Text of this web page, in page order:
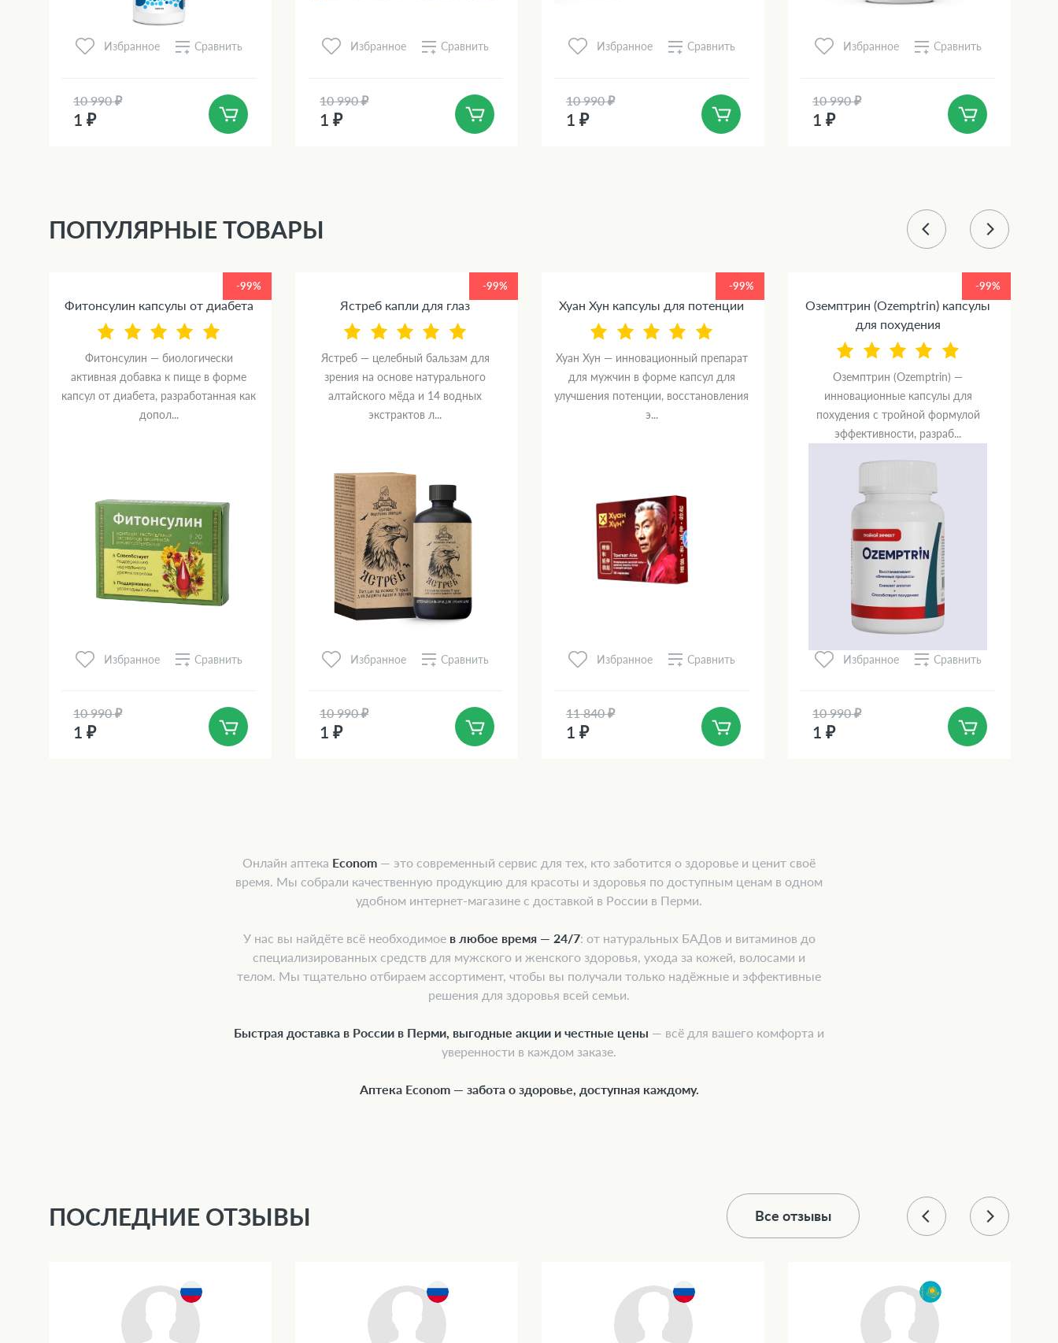
Избранное Сравнить
10 990 ₽
1 ₽
Избранное Сравнить
10 990 ₽
1 ₽
Избранное Сравнить
10 990 ₽
1 ₽
Избранное Сравнить
10 990 ₽
1 ₽
ПОПУЛЯРНЫЕ ТОВАРЫ
-99%
Фитонсулин капсулы от диабета
Фитонсулин — биологически
активная добавка к пище в форме
капсул от диабета, разработанная как
допол...
Избранное Сравнить
10 990 ₽
1 ₽
-99%
Ястреб капли для глаз
Ястреб — целебный бальзам для
зрения на основе натурального
алтайского мёда и 14 водных
экстрактов л...
Избранное Сравнить
10 990 ₽
1 ₽
-99%
Хуан Хун капсулы для потенции
Хуан Хун — инновационный препарат
для мужчин в форме капсул для
улучшения потенции, восстановления
э...
Избранное Сравнить
11 840 ₽
1 ₽
-99%
Оземптрин (Ozemptrin) капсулы
для похудения
Оземптрин (Ozemptrin) —
инновационные капсулы для
похудения с тройной формулой
эффективности, разраб...
Избранное Сравнить
10 990 ₽
1 ₽
Онлайн аптека Econom — это современный сервис для тех, кто заботится о здоровье и ценит своё
время. Мы собрали качественную продукцию для красоты и здоровья по доступным ценам в одном
удобном интернет-магазине с доставкой в России в Перми.
У нас вы найдёте всё необходимое в любое время — 24/7: от натуральных БАДов и витаминов до
специализированных средств для мужского и женского здоровья, ухода за кожей, волосами и
телом. Мы тщательно отбираем ассортимент, чтобы вы получали только надёжные и эффективные
решения для здоровья всей семьи.
Быстрая доставка в России в Перми, выгодные акции и честные цены — всё для вашего комфорта и
уверенности в каждом заказе.
Аптека Econom — забота о здоровье, доступная каждому.
ПОСЛЕДНИЕ ОТЗЫВЫ Все отзывы